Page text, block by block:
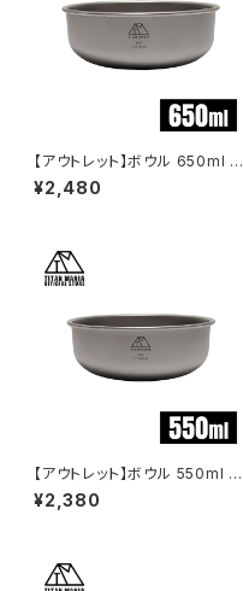
【アウトレット】ボウル 650ml ス
タッキング チタン製 軽量 皿 お
茶碗 食器 セット おしゃれ どん
プ ソロキャンプ アウトドア用品
キャンプ用品 収納袋付き
¥2,480
【アウトレット】ボウル 550ml ス
タッキング チタン製 軽量 皿 お
茶碗 食器 セット おしゃれ どん
プ ソロキャンプ アウトドア用品
キャンプ用品 収納袋付き
¥2,380